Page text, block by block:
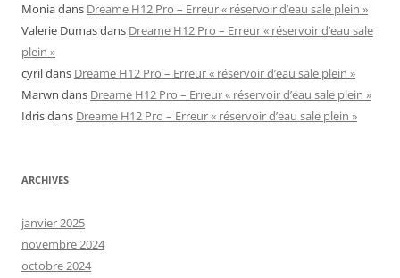
Moniadans Dreame H12 Pro – Erreur « réservoir d’eau sale plein »
Valerie Dumasdans Dreame H12 Pro – Erreur « réservoir d’eau sale
plein »
cyrildans Dreame H12 Pro – Erreur « réservoir d’eau sale plein »
Marwn dans Dreame H12 Pro – Erreur « réservoir d’eau sale plein »
Idrisdans Dreame H12 Pro – Erreur « réservoir d’eau sale plein »
ARCHIVES
janvier 2025
novembre 2024
octobre 2024